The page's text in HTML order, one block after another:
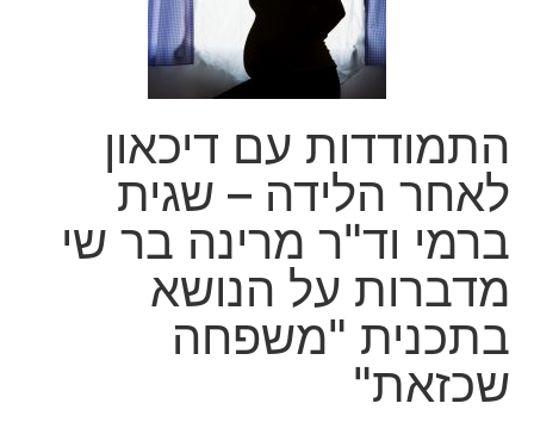
התמודדות עם דיכאון
לאחר הלידה – שגית
ברמי וד"ר מרינה בר שי
מדברות על הנושא
בתכנית "משפחה
שכזאת"